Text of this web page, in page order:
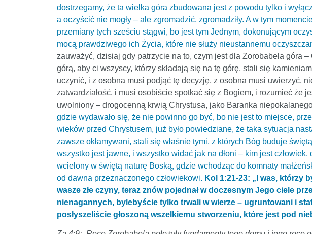
dostrzegamy, że ta wielka góra zbudowana jest z powodu tylko i
a oczyścić nie mogły – ale zgromadzić, zgromadziły. A w tym
przemiany tych sześciu stągwi, bo jest tym Jednym, dokonującym
mocą prawdziwego ich Życia, które nie służy nieustannemu
zauważyć, dzisiaj gdy patrzycie na to, czym jest dla Zorobabela góra
górą, aby ci wszyscy, którzy składają się na tę górę, stali się
uczynić, i z osobna musi podjąć tę decyzję, z osobna musi uwierzyć,
zatwardziałość, i musi osobiście spotkać się z Bogiem, i rozumieć że
uwolniony – drogocenną krwią Chrystusa, jako Baranka
gdzie wydawało się, że nie powinno go być, bo nie jest to miejsce,
wieków przed Chrystusem, już było powiedziane, że taka sytuacja
zawsze okłamywani, stali się właśnie tymi, z których Bóg buduje
wszystko jest jawne, i wszystko widać jak na dłoni – kim jest
wcielony w świętą naturę Boską, gdzie wchodząc do komnaty
od dawna przeznaczonego człowiekowi. Kol 1:21-23: „I was, którzy
wasze złe czyny, teraz znów pojednał w doczesnym Jego ciele
nienagannych, bylebyście tylko trwali w wierze – ugruntowani i
posłyszeliście głoszoną wszelkiemu stworzeniu, które jest pod